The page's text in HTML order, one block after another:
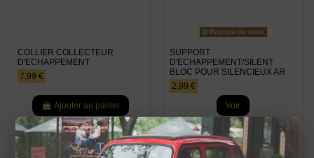
COLLIER COLLECTEUR
D'ECHAPPEMENT
7,99 €
Ajouter au panier
Rupture de stock
SUPPORT
D'ECHAPPEMENT/SILENT
BLOC POUR SILENCIEUX AR
2,99 €
Voir
×